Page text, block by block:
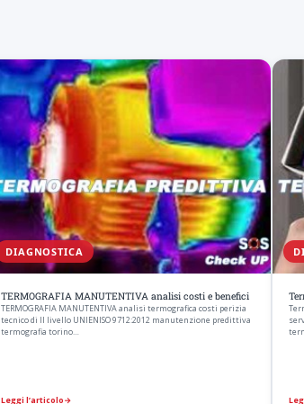
DIAGNOSTICA
TERMOGRAFIA MANUTENTIVA analisi costi e benefici
TERMOGRAFIA MANUTENTIVA analisi termografica costi perizia
tecnico di II livello UNIENISO 9712:2012 manutenzione predittiva
termografia torino…
Leggi l’articolo→